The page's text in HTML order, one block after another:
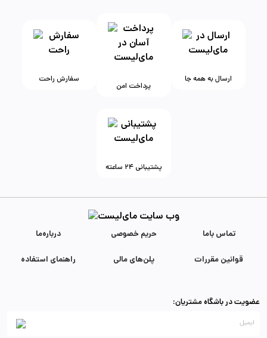
سفارش راحت
پرداخت امن
ارسال به همه جا
پشتیبانی ۲۴ ساعته
درباره‌ما حریم خصوصی تماس با‌ما
راهنمای استفاده پلن‌های مالی قوانین مقررات
عضویت در باشگاه مشتریان: